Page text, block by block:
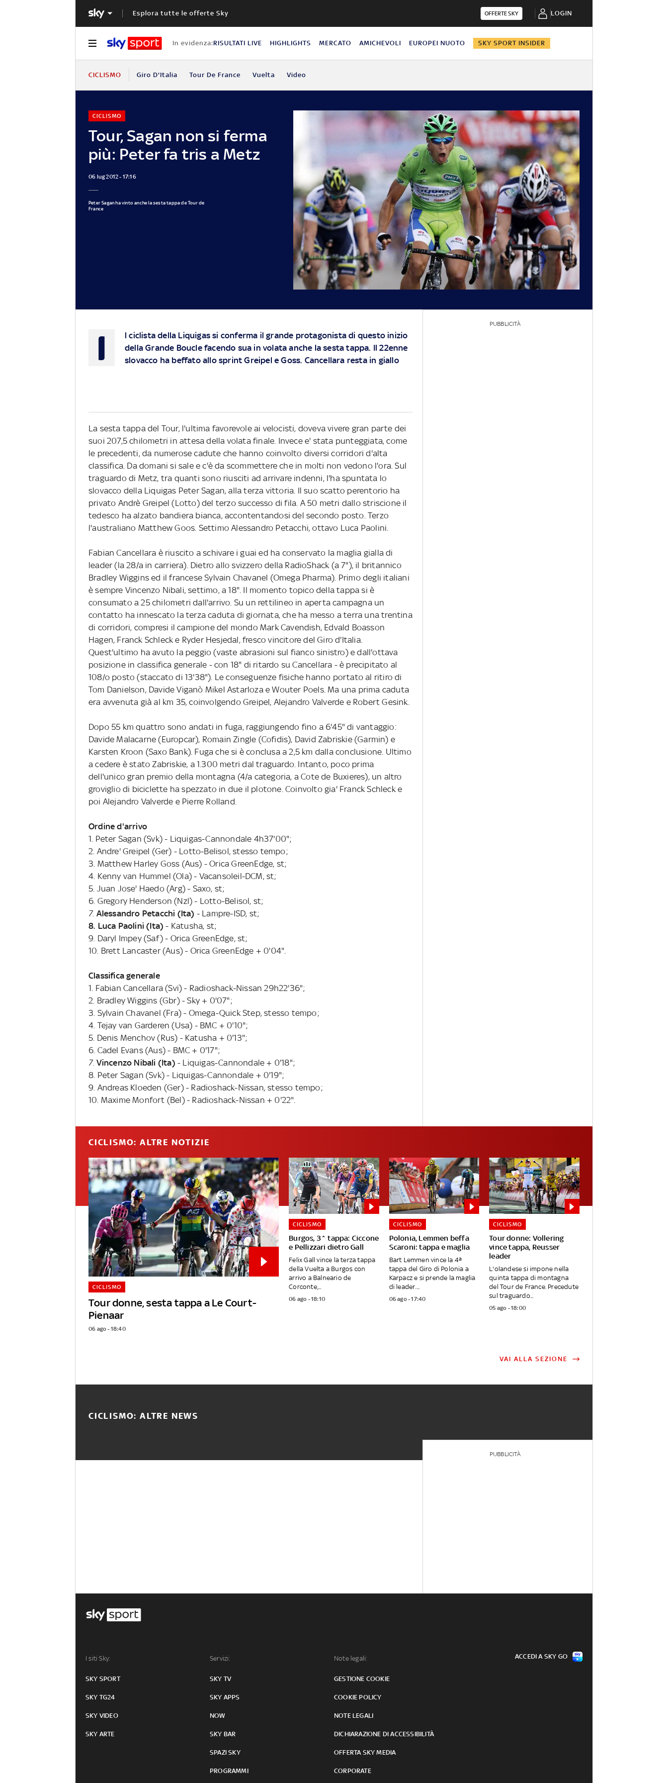
Esplora tutte le offerte Sky OFFERTE SKY LOGIN
In evidenza:RISULTATI LIVE HIGHLIGHTS MERCATO AMICHEVOLI EUROPEI NUOTO SKY SPORT INSIDER
CICLISMO Giro D'Italia Tour De France Vuelta Video
Tour, Sagan non si ferma
più: Peter fa tris a Metz
CICLISMO
06 lug 2012 - 17:16
Peter Sagan ha vinto anche la sesta tappa de Tour de
France
I
l ciclista della Liquigas si conferma il grande protagonista di questo inizio
della Grande Boucle facendo sua in volata anche la sesta tappa. Il 22enne
slovacco ha beffato allo sprint Greipel e Goss. Cancellara resta in giallo
La sesta tappa del Tour, l'ultima favorevole ai velocisti, doveva vivere gran parte dei
suoi 207,5 chilometri in attesa della volata finale. Invece e' stata punteggiata, come
le precedenti, da numerose cadute che hanno coinvolto diversi corridori d'alta
classifica. Da domani si sale e c'è da scommettere che in molti non vedono l'ora. Sul
traguardo di Metz, tra quanti sono riusciti ad arrivare indenni, l'ha spuntata lo
slovacco della Liquigas Peter Sagan, alla terza vittoria. Il suo scatto perentorio ha
privato Andrè Greipel (Lotto) del terzo successo di fila. A 50 metri dallo striscione il
tedesco ha alzato bandiera bianca, accontentandosi del secondo posto. Terzo
l'australiano Matthew Goos. Settimo Alessandro Petacchi, ottavo Luca Paolini.
Fabian Cancellara è riuscito a schivare i guai ed ha conservato la maglia gialla di
leader (la 28/a in carriera). Dietro allo svizzero della RadioShack (a 7"), il britannico
Bradley Wiggins ed il francese Sylvain Chavanel (Omega Pharma). Primo degli italiani
è sempre Vincenzo Nibali, settimo, a 18". Il momento topico della tappa si è
consumato a 25 chilometri dall'arrivo. Su un rettilineo in aperta campagna un
contatto ha innescato la terza caduta di giornata, che ha messo a terra una trentina
di corridori, compresi il campione del mondo Mark Cavendish, Edvald Boasson
Hagen, Franck Schleck e Ryder Hesjedal, fresco vincitore del Giro d'Italia.
Quest'ultimo ha avuto la peggio (vaste abrasioni sul fianco sinistro) e dall'ottava
posizione in classifica generale - con 18" di ritardo su Cancellara - è precipitato al
108/o posto (staccato di 13'38"). Le conseguenze fisiche hanno portato al ritiro di
Tom Danielson, Davide Viganò Mikel Astarloza e Wouter Poels. Ma una prima caduta
era avvenuta già al km 35, coinvolgendo Greipel, Alejandro Valverde e Robert Gesink.
Dopo 55 km quattro sono andati in fuga, raggiungendo fino a 6'45" di vantaggio:
Davide Malacarne (Europcar), Romain Zingle (Cofidis), David Zabriskie (Garmin) e
Karsten Kroon (Saxo Bank). Fuga che si è conclusa a 2,5 km dalla conclusione. Ultimo
a cedere è stato Zabriskie, a 1.300 metri dal traguardo. Intanto, poco prima
dell'unico gran premio della montagna (4/a categoria, a Cote de Buxieres), un altro
groviglio di biciclette ha spezzato in due il plotone. Coinvolto gia' Franck Schleck e
poi Alejandro Valverde e Pierre Rolland.
Ordine d'arrivo
1. Peter Sagan (Svk) - Liquigas-Cannondale 4h37'00";
2. Andre' Greipel (Ger) - Lotto-Belisol, stesso tempo;
3. Matthew Harley Goss (Aus) - Orica GreenEdge, st;
4. Kenny van Hummel (Ola) - Vacansoleil-DCM, st;
5. Juan Jose' Haedo (Arg) - Saxo, st;
6. Gregory Henderson (Nzl) - Lotto-Belisol, st;
7. Alessandro Petacchi (Ita) - Lampre-ISD, st;
8. Luca Paolini (Ita)- Katusha, st;
9. Daryl Impey (Saf) - Orica GreenEdge, st;
10. Brett Lancaster (Aus) - Orica GreenEdge + 0'04".
Classifica generale
1. Fabian Cancellara (Svi) - Radioshack-Nissan 29h22'36";
2. Bradley Wiggins (Gbr) - Sky + 0'07";
3. Sylvain Chavanel (Fra) - Omega-Quick Step, stesso tempo;
4. Tejay van Garderen (Usa) - BMC + 0'10";
5. Denis Menchov (Rus) - Katusha + 0'13";
6. Cadel Evans (Aus) - BMC + 0'17";
7. Vincenzo Nibali (Ita) - Liquigas-Cannondale + 0'18";
8. Peter Sagan (Svk) - Liquigas-Cannondale + 0'19";
9. Andreas Kloeden (Ger) - Radioshack-Nissan, stesso tempo;
10. Maxime Monfort (Bel) - Radioshack-Nissan + 0'22".
PUBBLICITÀ
CICLISMO: ALTRE NOTIZIE
Tour donne, sesta tappa a Le Court-
Pienaar
CICLISMO
06 ago - 18:40
Burgos, 3^ tappa: Ciccone
e Pellizzari dietro Gall
CICLISMO
Felix Gall vince la terza tappa
della Vuelta a Burgos con
arrivo a Balneario de
Corconte,...
06 ago - 18:10
Polonia, Lemmen beffa
Scaroni: tappa e maglia
CICLISMO
Bart Lemmen vince la 4ª
tappa del Giro di Polonia a
Karpacz e si prende la maglia
di leader....
06 ago - 17:40
Tour donne: Vollering
vince tappa, Reusser
leader
CICLISMO
L'olandese si impone nella
quinta tappa di montagna
del Tour de France. Precedute
sul traguardo...
05 ago - 18:00
VAI ALLA SEZIONE
CICLISMO: ALTRE NEWS
PUBBLICITÀ
I siti Sky:
SKY SPORT
SKY TG24
SKY VIDEO
SKY ARTE
Servizi:
SKY TV
SKY APPS
NOW
SKY BAR
SPAZI SKY
PROGRAMMI
Note legali:
GESTIONE COOKIE
COOKIE POLICY
NOTE LEGALI
DICHIARAZIONE DI ACCESSIBILITÀ
OFFERTA SKY MEDIA
CORPORATE
ACCEDI A SKY GO